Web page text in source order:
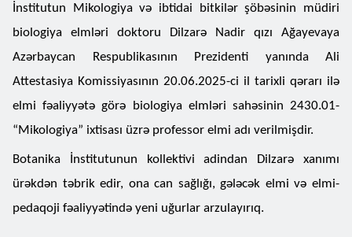
İnstitutun Mikologiya və ibtidai bitkilər şöbəsinin müdiri
biologiya elmləri doktoru Dilzarə Nadir qızı Ağayevaya
Azərbaycan Respublikasının Prezidenti yanında Ali
Attestasiya Komissiyasının 20.06.2025-ci il tarixli qərarı ilə
elmi fəaliyyətə görə biologiya elmləri sahəsinin 2430.01-
“Mikologiya” ixtisası üzrə professor elmi adı verilmişdir.
Botanika İnstitutunun kollektivi adindan Dilzarə xanımı
ürəkdən təbrik edir, ona can sağlığı, gələcək elmi və elmi-
pedaqoji fəaliyyətində yeni uğurlar arzulayırıq.